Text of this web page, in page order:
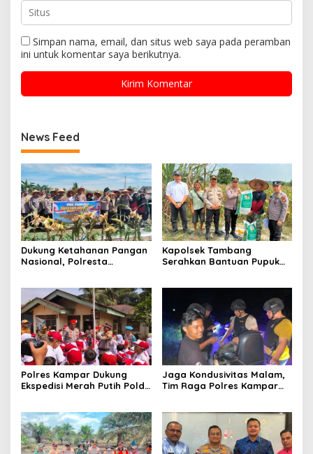
Simpan nama, email, dan situs web saya pada peramban
ini untuk komentar saya berikutnya.
News Feed
Dukung Ketahanan Pangan
Nasional, Polresta
Jagung di Tuah Madani
Kapolsek Tambang
Serahkan Bantuan Pupuk
Polres Kampar Dukung
Ekspedisi Merah Putih Polda
Jaga Kondusivitas Malam,
Tim Raga Polres Kampar
Bupati